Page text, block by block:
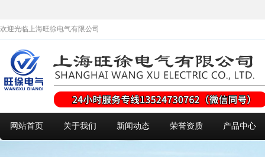
欢迎光临上海旺徐电气有限公司
网站首页 关于我们 新闻动态 荣誉资质 产品中心